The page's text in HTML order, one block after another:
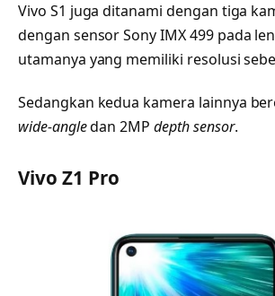
Vivo S1 juga ditanami dengan tiga
dengan sensor Sony IMX 499 pada
utamanya yang memiliki resolusi
Sedangkan kedua kamera lainnya
wide-angledan 2MPdepth sensor.
Vivo Z1 Pro